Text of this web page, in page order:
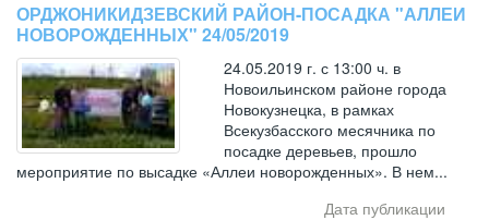
ОРДЖОНИКИДЗЕВСКИЙ РАЙОН-ПОСАДКА "АЛЛЕИ
НОВОРОЖДЕННЫХ" 24/05/2019
24.05.2019 г. с 13:00 ч. в
Новоильинском районе города
Новокузнецка, в рамках
Всекузбасского месячника по
посадке деревьев, прошло
мероприятие по высадке «Аллеи новорожденных». В нем...
Дата публикации